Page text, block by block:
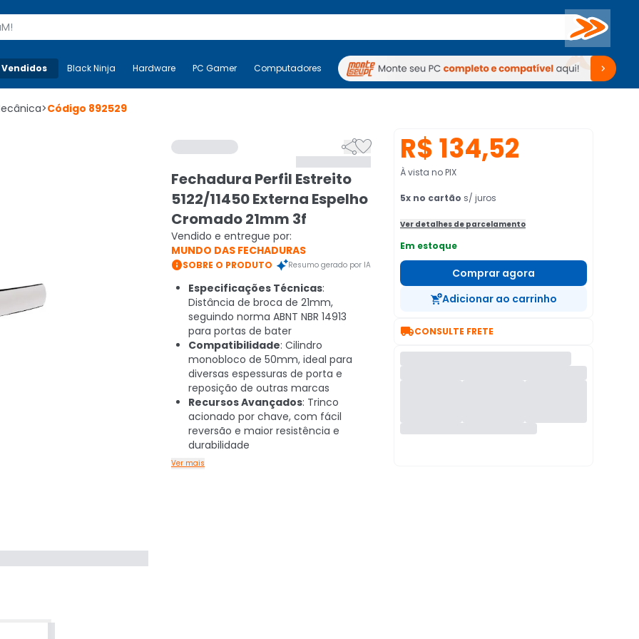
Buscar
Mais-v- Black Ninja Hardware PC Gamer Computadores Periféricos TV Venda no KaBuM!
Black Ninja Hardware PC Gamer Computadores Periféricos TV Venda no KaBuM!
>Código 892529

Fechadura Perfil Estreito
5122/11450 Externa Espelho
Cromado 21mm 3f
Vendido e entregue por:
MUNDO DAS FECHADURAS
SOBRE O PRODUTO Resumo gerado por IA
Especificações Técnicas:
Distância de broca de 21mm,
seguindo norma ABNT NBR 14913
para portas de bater
Compatibilidade: Cilindro
monobloco de 50mm, ideal para
diversas espessuras de porta e
reposição de outras marcas
Recursos Avançados: Trinco
acionado por chave, com fácil
reversão e maior resistência e
durabilidade
Ver mais
R$ 134,52
À vista no PIX
5x no cartão s/ juros
Ver detalhes de parcelamento
Em estoque
Comprar agora
Adicionar ao carrinho
CONSULTE FRETE